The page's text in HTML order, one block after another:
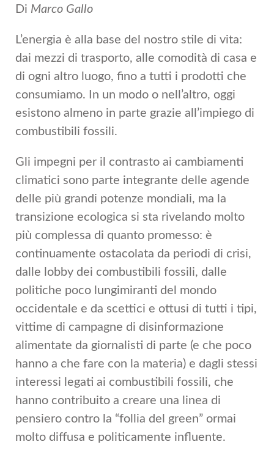
Di Marco Gallo
L’energia è alla base del nostro stile di vita:
dai mezzi di trasporto, alle comodità di casa e
di ogni altro luogo, fino a tutti i prodotti che
consumiamo. In un modo o nell’altro, oggi
esistono almeno in parte grazie all’impiego di
combustibili fossili.
Gli impegni per il contrasto ai cambiamenti
climatici sono parte integrante delle agende
delle più grandi potenze mondiali, ma la
transizione ecologica si sta rivelando molto
più complessa di quanto promesso: è
continuamente ostacolata da periodi di crisi,
dalle lobby dei combustibili fossili, dalle
politiche poco lungimiranti del mondo
occidentale e da scettici e ottusi di tutti i tipi,
vittime di campagne di disinformazione
alimentate da giornalisti di parte (e che poco
hanno a che fare con la materia) e dagli stessi
interessi legati ai combustibili fossili, che
hanno contribuito a creare una linea di
pensiero contro la “follia del green” ormai
molto diffusa e politicamente influente.